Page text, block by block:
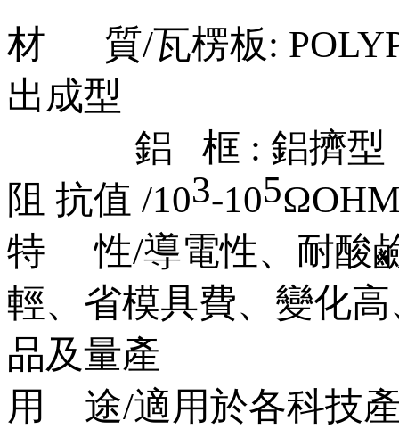
材 質/瓦楞板:
出成型
鋁
框 : 鋁擠型
阻 抗值 /103-105Ω
特
性/導電性、耐酸
輕、省模具費、變化
品及量產
用
途/適用於各科技